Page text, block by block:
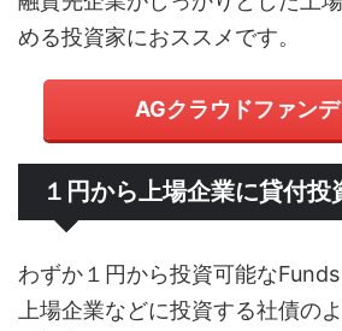
める投資家におススメです。
AGクラウドファン
１円から上場企業に貸付
わずか１円から投資可能なFunds
上場企業などに投資する社債の